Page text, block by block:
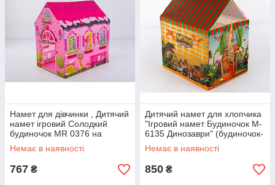
Намет для дівчинки , Дитячий
намет ігровий Солодкий
будиночок MR 0376 на
кілочках
Немає в наявності
767 ₴
Дитячий намет для хлопчика
"Ігровий намет Будиночок M-
6135 Динозаври" (будиночок-
намет, ігровий будиночок)
Немає в наявності
850 ₴